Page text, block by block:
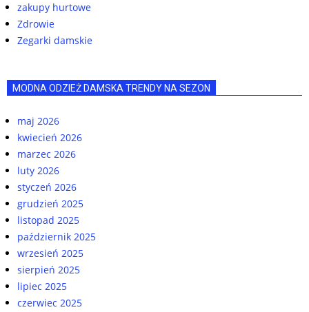
zakupy hurtowe
Zdrowie
Zegarki damskie
MODNA ODZIEŻ DAMSKA TRENDY NA SEZON
maj 2026
kwiecień 2026
marzec 2026
luty 2026
styczeń 2026
grudzień 2025
listopad 2025
październik 2025
wrzesień 2025
sierpień 2025
lipiec 2025
czerwiec 2025